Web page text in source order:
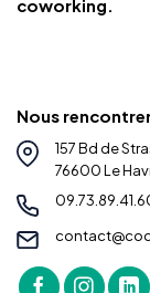
coworking.
Nous
157 Bd de
76600 Le